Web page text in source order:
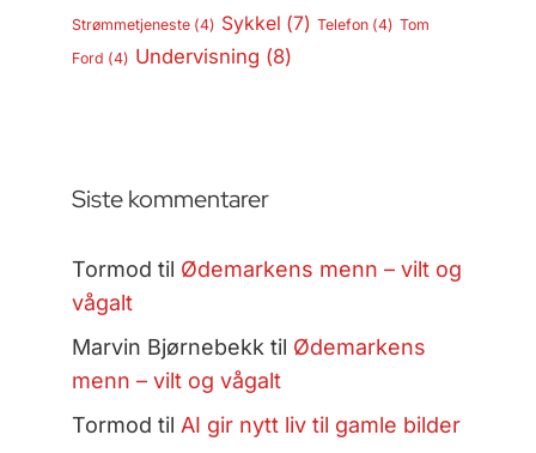
Strømmetjeneste(4) Sykkel (7) Telefon(4) Tom
Ford (4) Undervisning (8)
Siste kommentarer
Tormod til Ødemarkens menn – vilt og
vågalt
Marvin Bjørnebekk til Ødemarkens
menn – vilt og vågalt
Tormod til AI gir nytt liv til gamle bilder